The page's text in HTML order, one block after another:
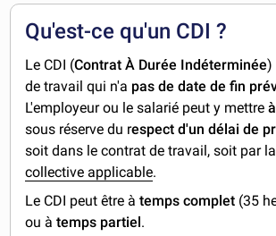
Qu'est-ce qu'un CDI ?
Le CDI (Contrat À Durée Indéterminée)
de travail qui n'a pas de date de fin
L'employeur ou le salarié peut y mettre
sous réserve du respect d'un délai de
soit dans le contrat de travail, soit par
collective applicable.
Le CDI peut être àtemps complet (35
ou àtemps partiel .